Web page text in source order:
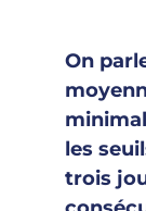
On
les
trois